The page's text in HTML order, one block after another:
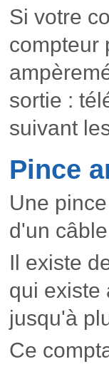
Si votre
compteur
sortie :
suivant
Pince
Une
d'un
Il existe
qui existe
jusqu'à
Ce